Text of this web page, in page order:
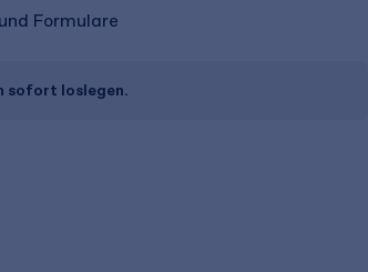
Formulare
sofort loslegen.